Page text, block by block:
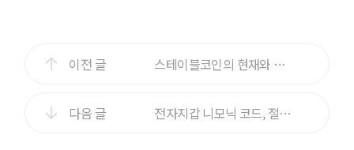
이전 글 스테이블코인의 현재와 미래(2)
다음 글 전자지갑 니모닉 코드, 절대 알려주면 안되는 이유